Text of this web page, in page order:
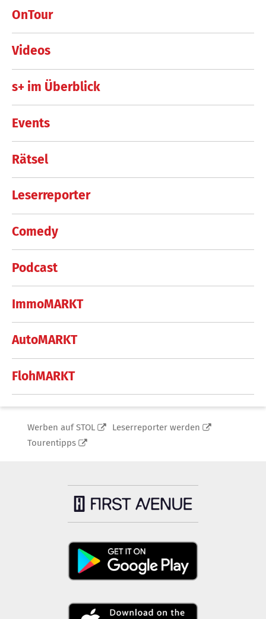
OnTour
Videos
s+ im Überblick
Events
Rätsel
Leserreporter
Comedy
Podcast
ImmoMARKT
AutoMARKT
FlohMARKT
Werben auf STOL
Leserreporter werden
Tourentipps